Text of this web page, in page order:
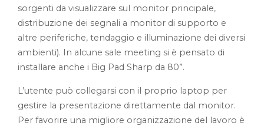
sorgenti da visualizzare sul monitor principale,
distribuzione dei segnali a monitor di supporto e
altre periferiche, tendaggio e illuminazione dei diversi
ambienti). In alcune sale meeting si è pensato di
installare anche i Big Pad Sharp da 80”.
L’utente può collegarsi con il proprio laptop per
gestire la presentazione direttamente dal monitor.
Per favorire una migliore organizzazione del lavoro è